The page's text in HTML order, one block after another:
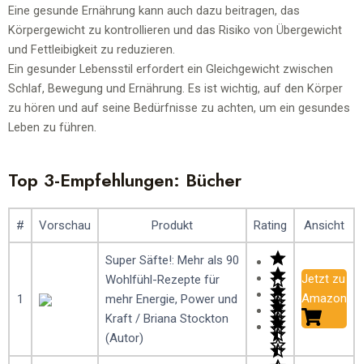
Eine gesunde Ernährung kann auch dazu beitragen, das
Körpergewicht zu kontrollieren und das Risiko von Übergewicht
und Fettleibigkeit zu reduzieren.
Ein gesunder Lebensstil erfordert ein Gleichgewicht zwischen
Schlaf, Bewegung und Ernährung. Es ist wichtig, auf den Körper
zu hören und auf seine Bedürfnisse zu achten, um ein gesundes
Leben zu führen.
Top 3-Empfehlungen: Bücher
# Vorschau Produkt Rating Ansicht
1
Super Säfte!: Mehr als 90
Wohlfühl-Rezepte für
mehr Energie, Power und
Kraft / Briana Stockton
(Autor)
Jetzt zu
Amazon